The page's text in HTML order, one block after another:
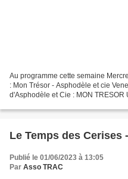
Au programme cette semaine
: Mon Trésor - Asphodèle et cie
d'Asphodèle et Cie : MON
Le Temps des Cerises
Publié le 01/06/2023 à 13:05
Par Asso TRAC